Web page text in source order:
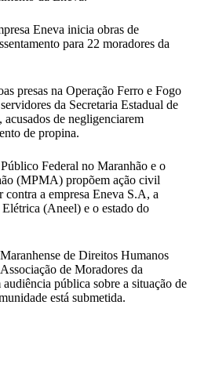
Eneva inicia obras de
para 22 moradores da
presas na Operação Ferro e Fogo
da Secretaria Estadual de
de negligenciarem
de propina.
Federal no Maranhão e o
(MPMA) propõem ação civil
a empresa Eneva S.A, a
(Aneel) e o estado do
de Direitos Humanos
de Moradores da
pública sobre a situação de
está submetida.